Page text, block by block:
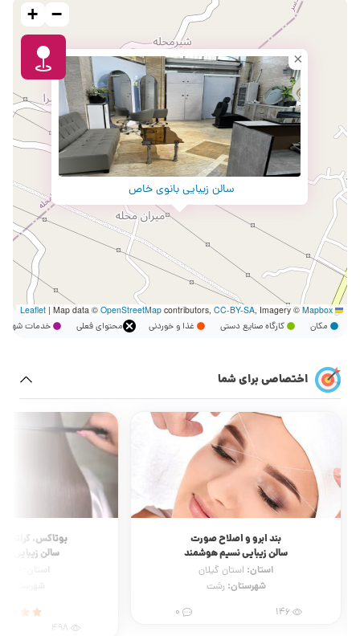
سالن زیبایی بانوی خاص
×
+ −
Leaflet
| Map data © OpenStreetMapcontributors, CC-BY-SA, Imagery © Mapbox
مکان کارگاه صنایع دستی غذا و خوردنی محتوای فعلی خدمات
اختصاصی برای شما
بند ابرو و اصلاح صورت
سالن زیبایی نسیم هوشمند
استان: استان گیلان
شهرستان:رشت
146
بوتاکس، کراتین
سالن زیبایی